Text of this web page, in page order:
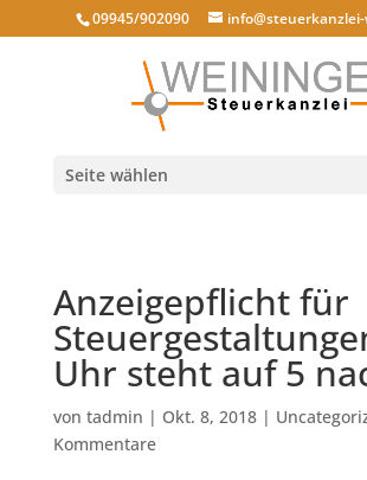
09945/902090
Seite wählen
Anzeigepflicht für
Uhr steht auf 5
von tadmin | Okt. 8, 2018|
Kommentare